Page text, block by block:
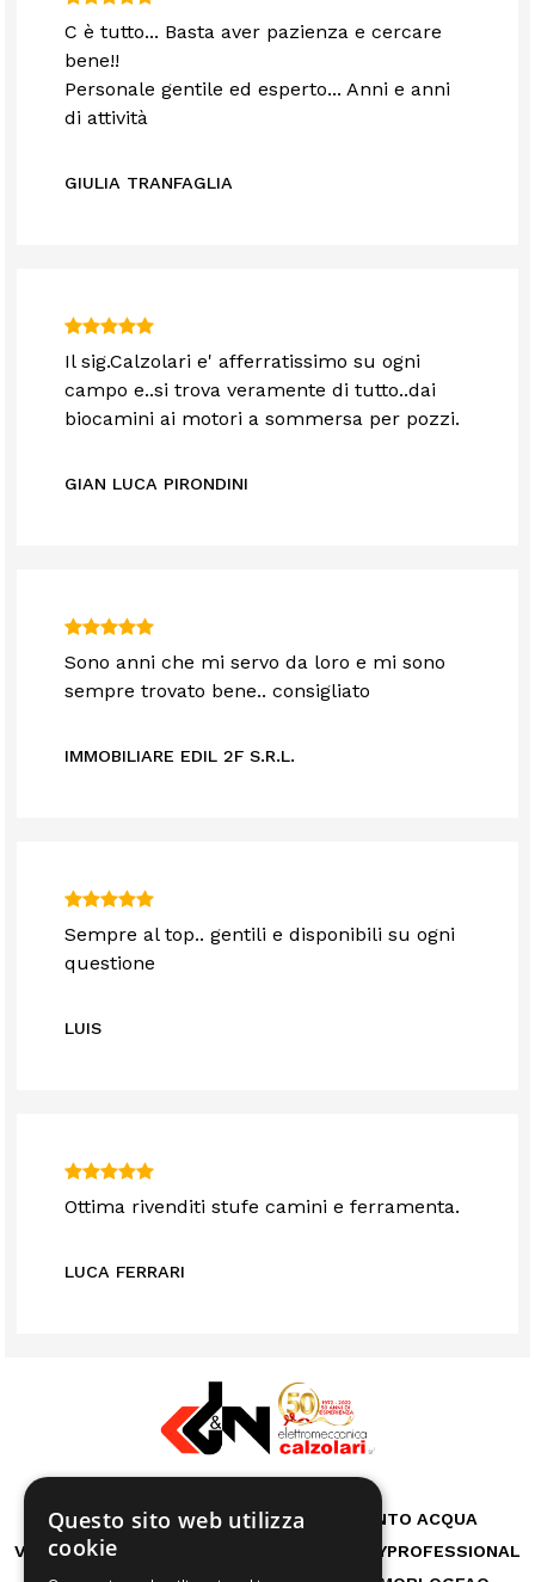
C è tutto... Basta aver pazienza e cercare
bene!!
Personale gentile ed esperto... Anni e anni
di attività
GIULIA TRANFAGLIA
Il sig.Calzolari e' afferratissimo su ogni
campo e..si trova veramente di tutto..dai
biocamini ai motori a sommersa per pozzi.
GIAN LUCA PIRONDINI
Sono anni che mi servo da loro e mi sono
sempre trovato bene.. consigliato
IMMOBILIARE EDIL 2F S.R.L.
Sempre al top.. gentili e disponibili su ogni
questione
LUIS
Ottima rivenditi stufe camini e ferramenta.
LUCA FERRARI
RICAMBI CASA AUTO E BICITRATTAMENTO ACQUA
VITA ALL'APERTO
HOBBYPROFESSIONAL
Questo sito web utilizza
cookie